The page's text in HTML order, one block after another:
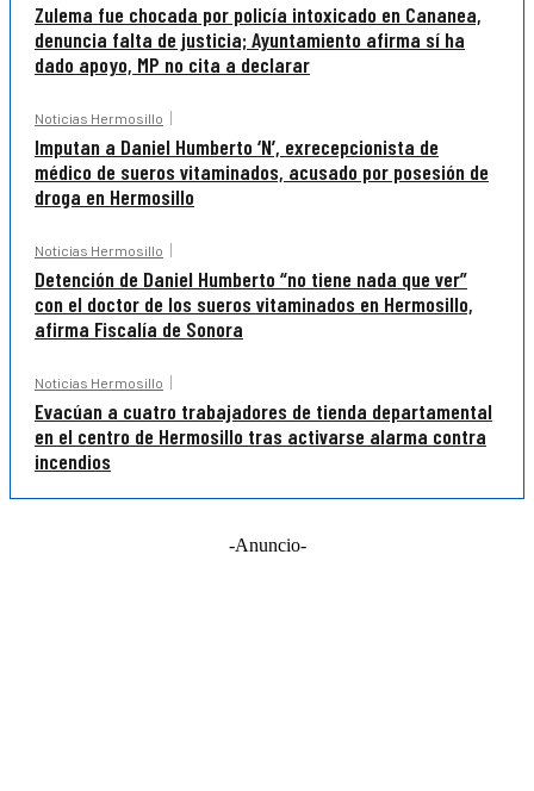
Zulema fue chocada por policía intoxicado en Cananea,
denuncia falta de justicia; Ayuntamiento afirma sí ha
dado apoyo, MP no cita a declarar
Noticias Hermosillo
Imputan a Daniel Humberto ‘N’, exrecepcionista de
médico de sueros vitaminados, acusado por posesión de
droga en Hermosillo
Noticias Hermosillo
Detención de Daniel Humberto “no tiene nada que ver”
con el doctor de los sueros vitaminados en Hermosillo,
afirma Fiscalía de Sonora
Noticias Hermosillo
Evacúan a cuatro trabajadores de tienda departamental
en el centro de Hermosillo tras activarse alarma contra
incendios
-Anuncio-